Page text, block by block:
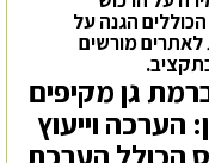
הגנה על
לאתרים מורשים
גן מקיפים
הערכה וייעוץ
הכולל הערכת